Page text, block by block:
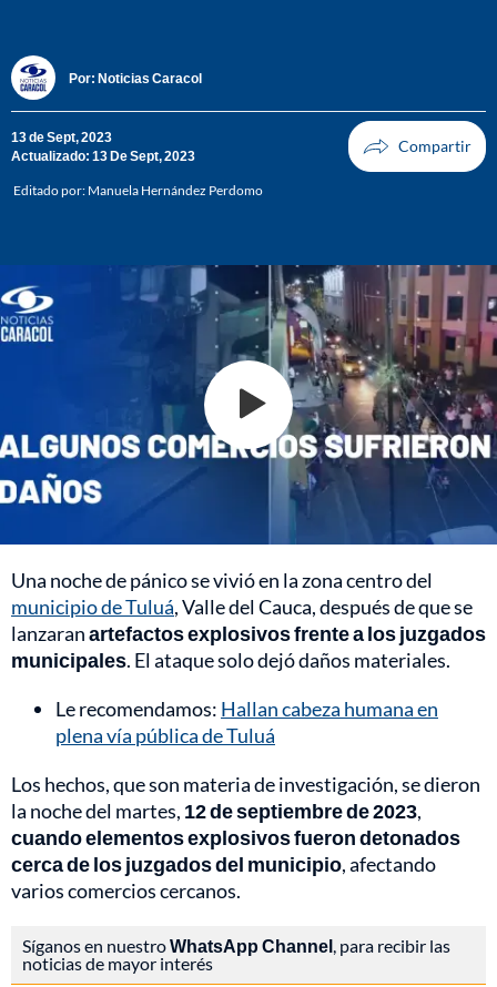
Por: Noticias Caracol
13 de Sept, 2023
Actualizado: 13 De Sept, 2023
Editado por: Manuela Hernández Perdomo
Una noche de pánico se vivió en la zona centro del
municipio de Tuluá, Valle del Cauca, después de que se
lanzaranartefactos explosivos frente a los juzgados
municipales. El ataque solo dejó daños materiales.
Le recomendamos: Hallan cabeza humana en
plena vía pública de Tuluá
Los hechos, que son materia de investigación, se dieron
la noche del martes, 12 de septiembre de 2023,
cuando elementos explosivos fueron detonados
cerca de los juzgados del municipio, afectando
varios comercios cercanos.
Síganos en nuestroWhatsApp Channel , para recibir las
noticias de mayor interés